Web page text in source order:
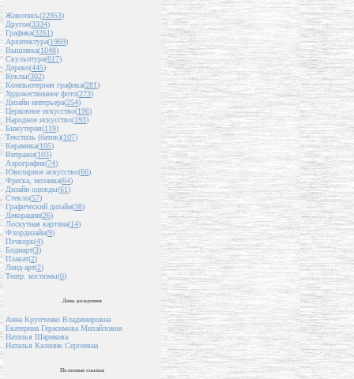
Живопись(22953)
Другое(3334)
Графика(3261)
Архитектура(1969)
Вышивка(1048)
Скульптура(617)
Дерево(445)
Куклы(302)
Компьютерная графика(281)
Художественное фото(273)
Дизайн интерьера(254)
Церковное искусство(196)
Народное искусство(193)
Бижутерия(119)
Текстиль (батик)(107)
Керамика(105)
Витражи(103)
Аэрография(74)
Ювелирное искусство(66)
Фреска, мозаика(64)
Дизайн одежды(61)
Стекло(57)
Графический дизайн(38)
Декорации(26)
Лоскутная картина(14)
Флордизайн(9)
Пэчворк(4)
Бодиарт(3)
Плакат(2)
Ленд-арт(2)
Театр. костюмы(0)
День рождения
Анна Крупченко Владимировна
Екатерина Герасимова Михайловна
Наталья Шарикова
Наталья Каленик Сергеевна
Полезные ссылки